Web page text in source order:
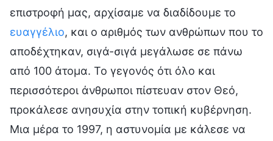
επιστροφή μας, αρχίσαμε να διαδίδουμε το
ευαγγέλιο, και ο αριθμός των ανθρώπων που το
αποδέχτηκαν, σιγά-σιγά μεγάλωσε σε πάνω
από 100 άτομα. Το γεγονός ότι όλο και
περισσότεροι άνθρωποι πίστευαν στον Θεό,
προκάλεσε ανησυχία στην τοπική κυβέρνηση.
Μια μέρα το 1997, η αστυνομία με κάλεσε να